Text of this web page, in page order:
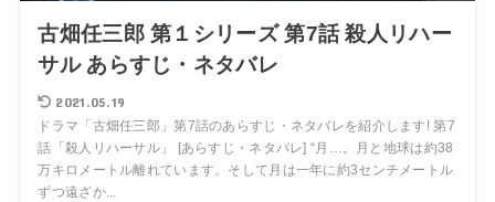
古畑任三郎 第１シリーズ 第7話 殺人リハー
サル あらすじ・ネタバレ
2021.05.19
ドラマ「古畑任三郎」第7話のあらすじ・ネタバレを紹介します! 第7
話「殺人リハーサル」 [あらすじ・ネタバレ] “月…。月と地球は約38
万キロメートル離れています。そして月は一年に約3センチメートル
ずつ遠ざか...